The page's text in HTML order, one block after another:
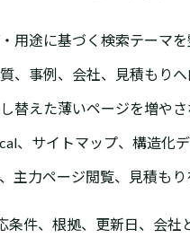
用途に基づく検索テーマを
、事例、会社、見積もりへ
替えた薄いページを増やさ
、サイトマップ、構造化デ
主力ページ閲覧、見積もり
条件、根拠、更新日、会